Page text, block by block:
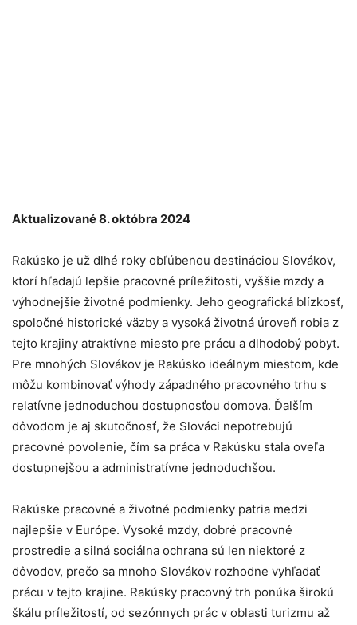
Aktualizované 8. októbra 2024
Rakúsko je už dlhé roky obľúbenou destináciou Slovákov,
ktorí hľadajú lepšie pracovné príležitosti, vyššie mzdy a
výhodnejšie životné podmienky. Jeho geografická blízkosť,
spoločné historické väzby a vysoká životná úroveň robia z
tejto krajiny atraktívne miesto pre prácu a dlhodobý pobyt.
Pre mnohých Slovákov je Rakúsko ideálnym miestom, kde
môžu kombinovať výhody západného pracovného trhu s
relatívne jednoduchou dostupnosťou domova. Ďalším
dôvodom je aj skutočnosť, že Slováci nepotrebujú
pracovné povolenie, čím sa práca v Rakúsku stala oveľa
dostupnejšou a administratívne jednoduchšou.
Rakúske pracovné a životné podmienky patria medzi
najlepšie v Európe. Vysoké mzdy, dobré pracovné
prostredie a silná sociálna ochrana sú len niektoré z
dôvodov, prečo sa mnoho Slovákov rozhodne vyhľadať
prácu v tejto krajine. Rakúsky pracovný trh ponúka širokú
škálu príležitostí, od sezónnych prác v oblasti turizmu až